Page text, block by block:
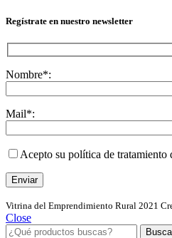
Regístrate en nuestro newsletter
Nombre*:
Mail*:
Acepto su política de tratamiento
Vitrina del Emprendimiento Rural 2021
Close